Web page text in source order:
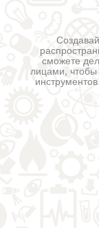
сможете
лицами,